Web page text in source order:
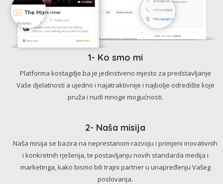
1- Ko smo mi
Platforma kostagdje.ba je jedinstveno mjesto za predstavljanje
Vaše djelatnosti a ujedno i najatraktivnije i najbolje odredište koje
pruža i nudi mnoge mogućnosti.
2- Naša misija
Naša misija se bazira na neprestanom razvoju i primjeni inovativnih
i konkretnih rješenja, te postavljanju novih standarda medija i
marketinga, kako bismo bili trajni partner u unapređenju Vašeg
poslovanja.